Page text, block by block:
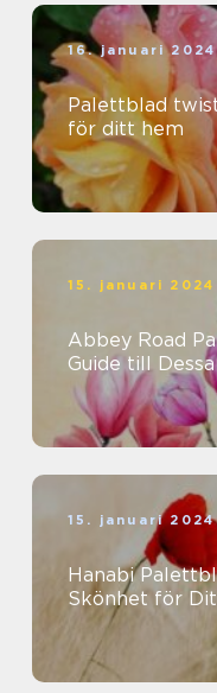
16. januari 2024
Palettblad
för ditt hem
15. januari 2024
Abbey Road
Guide till
15. januari 2024
Hanabi
Skönhet för